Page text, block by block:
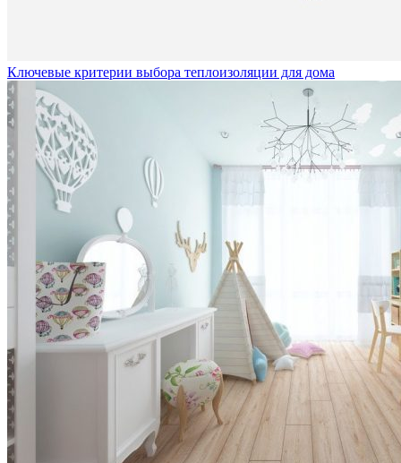
Ключевые критерии выбора теплоизоляции для дома